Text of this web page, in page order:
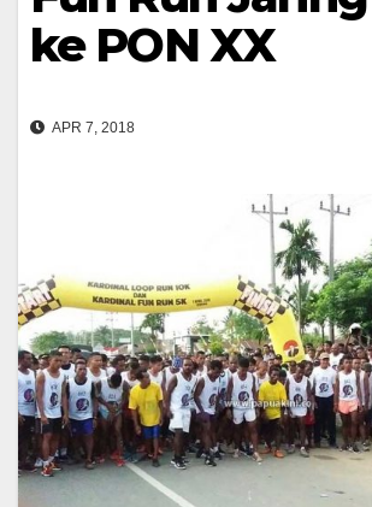
ke PON XX
APR 7, 2018